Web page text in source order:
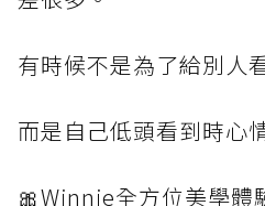
有時候不是為了給別人
而是自己低頭看到時心
🎀Winnie全方位美學體